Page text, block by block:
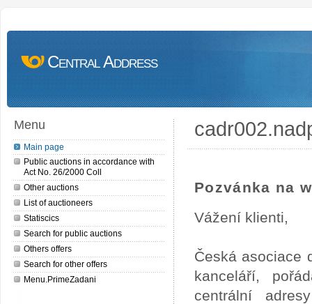
Central Address
Menu
Main page
Public auctions in accordance with
Act No. 26/2000 Coll
Other auctions
List of auctioneers
Statiscics
Search for public auctions
Others offers
Search for other offers
Menu.PrimeZadani
Pozvánka na
Vážení klienti,
Česká asociace
kanceláří,
centrální